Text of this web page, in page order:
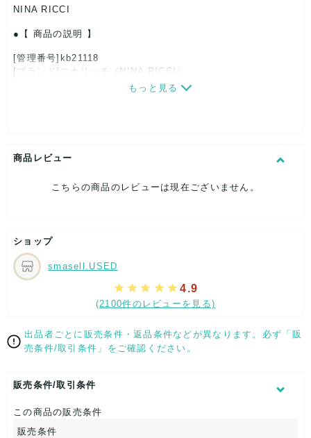
NINA RICCI
【 商品の説明 】
[管理番号]kb21118
[ブランド]ニナリッチ（NINA RICCI）
[状態・コンディション]
目立った傷や汚れなし
こちらはUSED品になりますが、
[状態追記]若干汚れ有り。
【 サイズ・容量 】
【 パッケージ 】
【 商品札 】
なし
もっと見る
商品レビュー
こちらの商品のレビューは現在ございません。
ショップ
smasell.USED
4.9
(2100件のレビューを見る)
出品者ごとに販売条件・返品条件などが異なります。必ず「販
売条件/取引条件」をご確認ください。
販売条件/取引条件
この商品の販売条件
販売条件